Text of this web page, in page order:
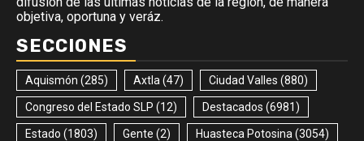
objetiva, oportuna y veráz.
SECCIONES
Aquismón (285) Axtla (47) Ciudad Valles (880)
Congreso del Estado SLP (12) Destacados (6981)
Estado (1803) Gente (2) Huasteca Potosina (3054)